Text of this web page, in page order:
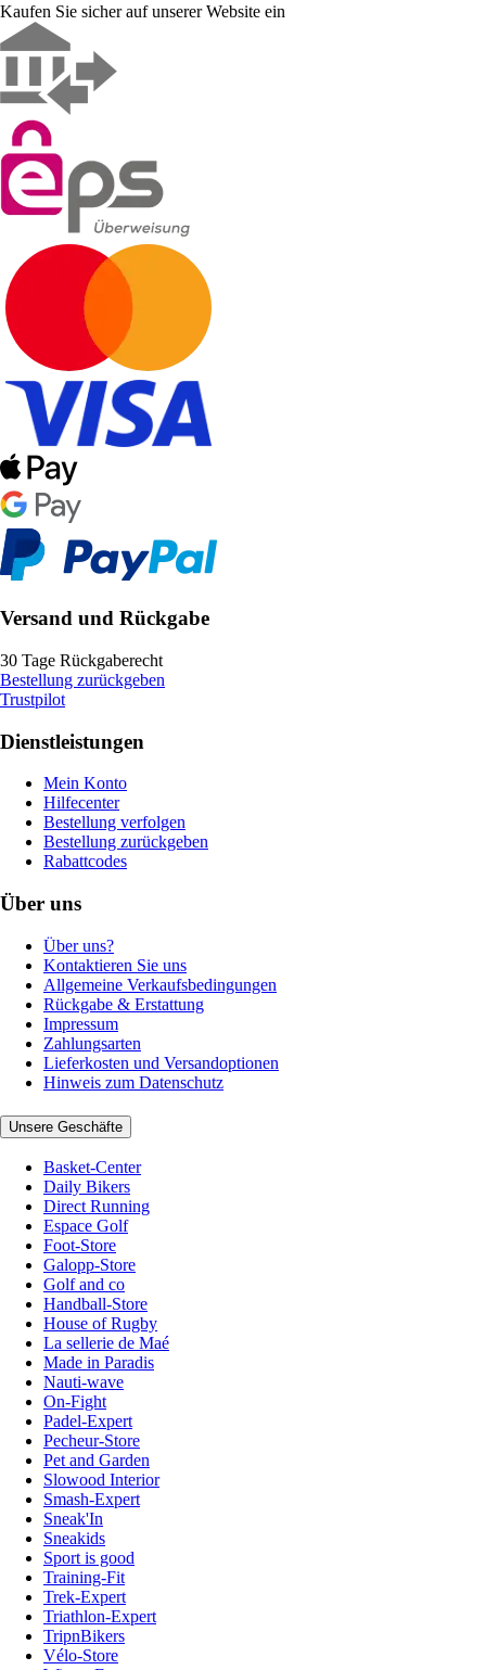
Kaufen Sie sicher auf unserer Website ein
Versand und Rückgabe
30 Tage Rückgaberecht
Bestellung zurückgeben
Trustpilot
Dienstleistungen
Mein Konto
Hilfecenter
Bestellung verfolgen
Bestellung zurückgeben
Rabattcodes
Über uns
Über uns?
Kontaktieren Sie uns
Allgemeine Verkaufsbedingungen
Rückgabe & Erstattung
Impressum
Zahlungsarten
Lieferkosten und Versandoptionen
Hinweis zum Datenschutz
Unsere Geschäfte
Basket-Center
Daily Bikers
Direct Running
Espace Golf
Foot-Store
Galopp-Store
Golf and co
Handball-Store
House of Rugby
La sellerie de Maé
Made in Paradis
Nauti-wave
On-Fight
Padel-Expert
Pecheur-Store
Pet and Garden
Slowood Interior
Smash-Expert
Sneak'In
Sneakids
Sport is good
Training-Fit
Trek-Expert
Triathlon-Expert
TripnBikers
Vélo-Store